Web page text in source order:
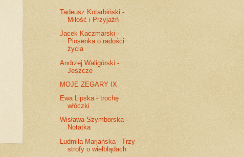
Tadeusz Kotarbiński -
Miłość i Przyjaźń
Jacek Kaczmarski -
Piosenka o radości
życia
Andrzej Waligórski -
Jeszcze
MOJE ZEGARY IX
Ewa Lipska - trochę
włóczki
Wisława Szymborska -
Notatka
Ludmiła Marjańska - Trzy
strofy o wielbłądach